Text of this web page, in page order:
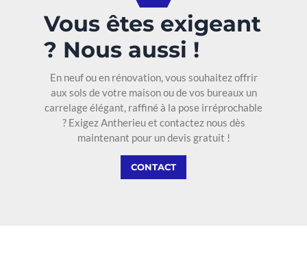
Vous êtes exigeant
? Nous aussi !
En neuf ou en rénovation, vous souhaitez offrir
aux sols de votre maison ou de vos bureaux un
carrelage élégant, raffiné à la pose irréprochable
? Exigez Antherieu et contactez nous dès
maintenant pour un devis gratuit !
CONTACT